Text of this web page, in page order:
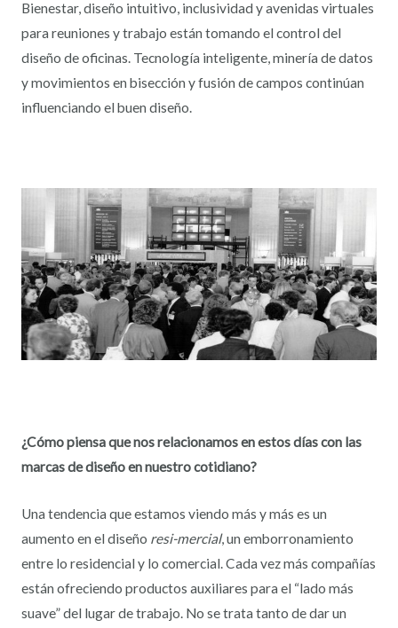
Bienestar, diseño intuitivo, inclusividad y avenidas virtuales
para reuniones y trabajo están tomando el control del
diseño de oficinas. Tecnología inteligente, minería de datos
y movimientos en bisección y fusión de campos continúan
influenciando el buen diseño.
¿Cómo piensa que nos relacionamos en estos días con las
marcas de diseño en nuestro cotidiano?
Una tendencia que estamos viendo más y más es un
aumento en el diseño resi-mercial, un emborronamiento
entre lo residencial y lo comercial. Cada vez más compañías
están ofreciendo productos auxiliares para el “lado más
suave” del lugar de trabajo. No se trata tanto de dar un